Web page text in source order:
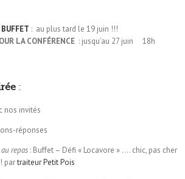
: au plus tard le 19 juin !!!
LA CONFÉRENCE : jusqu’au 27 juin 18h
:
nos invités
réponses
repas : Buffet – Défi « Locavore » …. chic, pas cher
partraiteur Petit Pois